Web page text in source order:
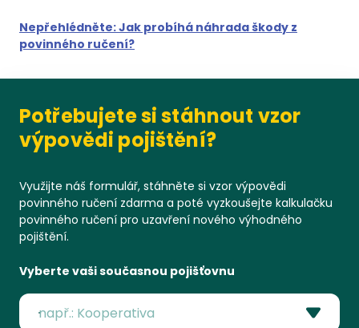
Nepřehlédněte: Jak probíhá náhrada škody z
povinného ručení?
Potřebujete si stáhnout vzor
výpovědi pojištění?
Využijte náš formulář, stáhněte si vzor výpovědi
povinného ručení zdarma a poté vyzkoušejte kalkulačku
povinného ručení pro uzavření nového výhodného
pojištění.
Vyberte vaši současnou pojišťovnu